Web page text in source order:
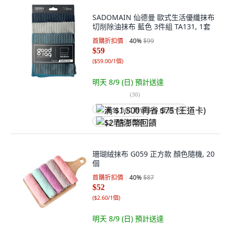
SADOMAIN 仙德曼 歐式生活優纖抹布
切削除油抹布 藍色 3件組 TA131, 1套
首購折扣價 40%$99
$59
($59.00/1個)
明天 8/9 (日) 預計送達
(30)
满 $1,500 再省 $75 (王道卡)
$2 酷澎幣回饋
珊瑚絨抹布 G059 正方款 顏色隨機, 20
個
首購折扣價 40%$87
$52
($2.60/1個)
明天 8/9 (日) 預計送達